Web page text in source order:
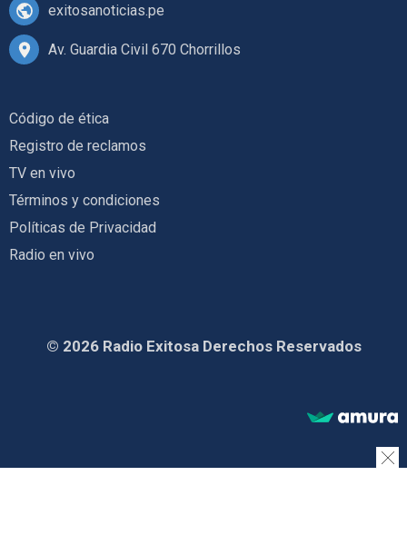
exitosanoticias.pe
Av. Guardia Civil 670 Chorrillos
Código de ética
Registro de reclamos
TV en vivo
Términos y condiciones
Políticas de Privacidad
Radio en vivo
© 2026 Radio Exitosa Derechos Reservados